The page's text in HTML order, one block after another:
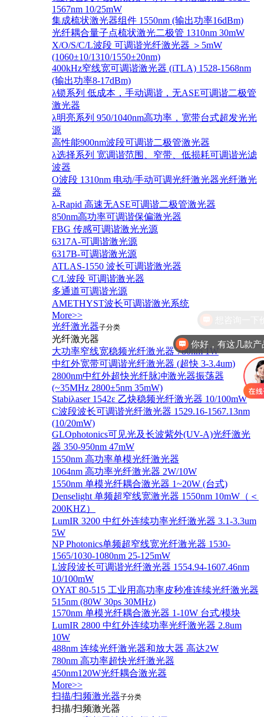
1567nm 10/25mW
集成梳状激光器组件 1550nm (输出功率16dBm)
光纤耦合量子点梳状激光二极管 1310nm 30mW
X/O/S/C/L波段 可调谐光纤激光器 ＞5mW
(1060±10/1310/1550±20nm)
400kHz窄线宽可调谐激光器 (iTLA) 1528-1568nm
(输出功率8-17dBm)
λ锁系列 低成本，手动调谐，无ASE可调谐二极管
激光器
λ明亮系列 950/1040nm高功率，宽带台式超发光光
源
高性能900nm波段可调谐二极管激光器
λ选择系列 宽调谐范围、窄带、低损耗可调谐光滤
波器
O波段 1310nm 电动/手动可调光纤激光器光纤激光
器
λ-Rapid 高速无ASE可调谐二极管激光器
850nm高功率可调谐保偏激光器
FBG 传感可调谐激光光源
6317A-可调谐激光源
6317B-可调谐激光源
ATLAS-1550 波长可调谐激光器
C/L波段 可调谐激光器
多通道可调谐光源
AMETHYST波长可调谐激光系统
More>>
光纤激光器子分类
光纤激光器
大功率窄线宽稳频光纤激光器 780nm 1W
中红外宽带可调谐光纤激光器 (超快 3-3.4um)
2800nm中红外超快光纤脉冲激光器振荡器
(~35MHz 2800±5nm 35mW)
Stabiλaser 1542ε 乙炔稳频光纤激光器 10/100mW
C波段波长可调谐光纤激光器 1529.16-1567.13nm
(10/20mW)
GLOphotonics可见光及长波紫外(UV-A)光纤激光
器 350-950nm 47mW
1550nm 高功率单模光纤激光器
1064nm 高功率光纤激光器 2W/10W
1550nm 单模光纤耦合激光器 1~20W (台式)
Denselight 单频超窄线宽激光器 1550nm 10mW（＜
200KHZ）
LumIR 3200 中红外连续功率光纤激光器 3.1-3.3um
5W
NP Photonics单频超窄线宽光纤激光器 1530-
1565/1030-1080nm 25-125mW
L波段波长可调谐光纤激光器 1554.94-1607.46nm
10/100mW
OYAT 80-515 工业用高功率皮秒准连续光纤激光器
515nm (80W 30ps 30MHz)
1570nm 单模光纤耦合激光器 1-10W 台式/模块
LumIR 2800 中红外连续功率光纤激光器 2.8um
10W
488nm 连续光纤激光器和放大器 高达2W
780nm 高功率超快光纤激光器
450nm120W光纤耦合激光器
More>>
扫描/扫频激光器子分类
扫描/扫频激光器
你好，有这几款产